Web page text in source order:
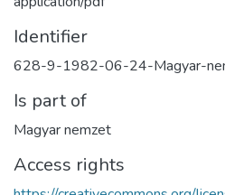
Identifier
628-9-1982-06-24-Magyar-
Is part of
Magyar nemzet
Access rights